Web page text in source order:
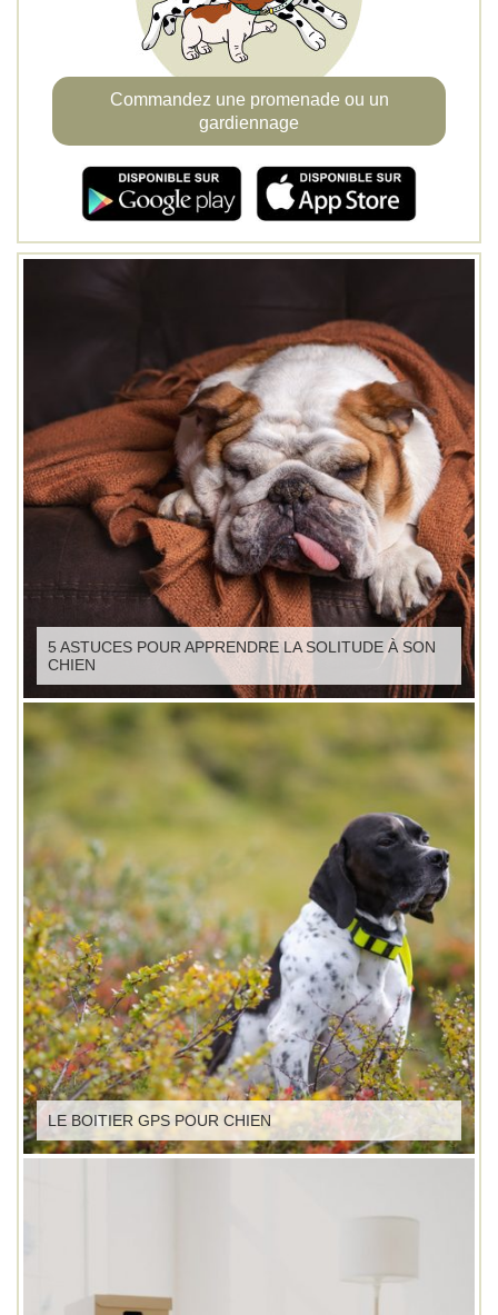
Commandez une promenade ou un
gardiennage
5 ASTUCES POUR APPRENDRE LA SOLITUDE À SON
CHIEN
LE BOITIER GPS POUR CHIEN